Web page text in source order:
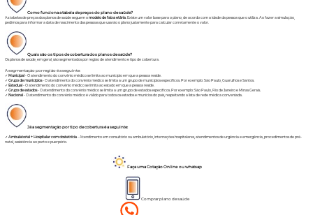
Como funciona a tabela de preços do plano de saúde?
As tabelas de preços dos planos de saúde seguem omodelo de faixa etária. Existe um valor base para o plano, de acordo com a idade da pessoa que o utiliza. Ao fazer a simulação,
pedimos para informar a data de nascimento das pessoas que usarão o plano justamente para calcular corretamente o valor.
Quais são os tipos de cobertura dos planos de saúde?
Os planos de saúde, em geral, são segmentados por região de atendimento e tipo de cobertura.
A segmentação por região é a seguinte:
✓ Municipal - O atendimento do convênio médico se limita ao município em que a pessoa reside.
✓Grupo de municípios- O atendimento do convênio médico se limita a um grupo de municípios específicos. Por exemplo: São Paulo, Guarulhos e Santos.
✓ Estadual - O atendimento do convênio médico se limita ao estado em que a pessoa reside.
✓Grupo de estados- O atendimento do convênio médico se limita a um grupo de estados específicos. Por exemplo: São Paulo, Rio de Janeiro e Minas Gerais.
✓ Nacional - O atendimento do convênio médico é válido para todos os estados e munícios do país, respeitando a lista de rede médica conveniada.
Já a segmentação por tipo de cobertura é a seguinte:
✓Ambulatorial + Hospitalar com obstetrícia- Atendimento em consultório ou ambulatório, internações hospitalares, atendimentos de urgência e emergência, procedimentos de pré-
natal, assistência ao parto e puerpério.
Faça uma Cotação Online ou whatsap
Comprar plano de saúde